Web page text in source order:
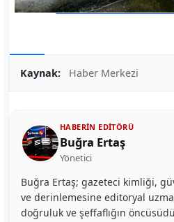
Kaynak: Haber Merkezi
HABERIN EDITÖRÜ
Buğra Ertaş
Yönetici
Buğra Ertaş; gazeteci kimliği,
ve derinlemesine editoryal
doğruluk ve şeffaflığın